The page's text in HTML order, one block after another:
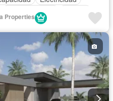
Cocina integral
Seguridad privada
Properties